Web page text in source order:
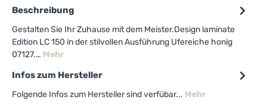
Beschreibung
Gestalten Sie Ihr Zuhause mit dem Meister.Design laminate
Edition LC 150 in der stilvollen Ausführung Ufereiche honig
07127.… Mehr
Infos zum Hersteller
Folgende Infos zum Hersteller sind verfübar... Mehr